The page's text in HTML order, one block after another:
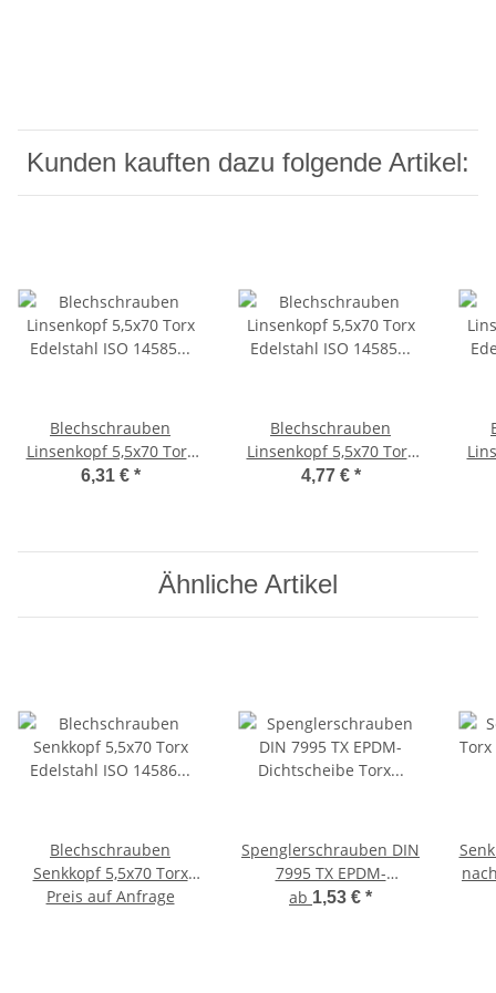
Kunden kauften dazu folgende Artikel:
Blechschrauben
Linsenkopf 5,5x70 Torx
Edelstahl ISO 14585 DIN
6,31 € *
Blechschrauben
Linsenkopf 5,5x70 Torx
Edelstahl ISO 14585 DIN
4,77 € *
Ähnliche Artikel
Blechschrauben
Senkkopf 5,5x70 Torx
Edelstahl ISO 14586 DIN
Preis auf Anfrage
Spenglerschrauben DIN
7995 TX EPDM-
Dichtscheibe Torx
ab 1,53 € *